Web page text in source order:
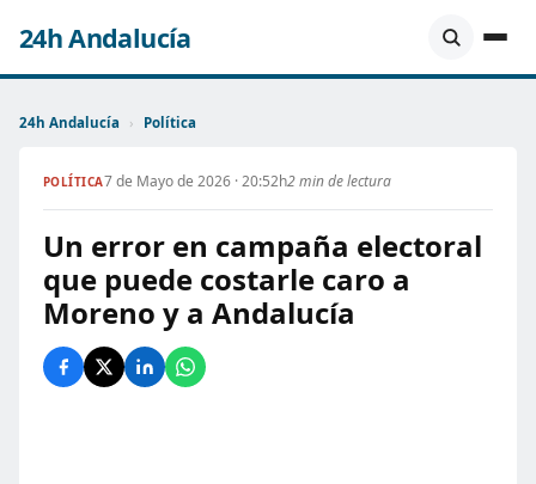
24h Andalucía
24h Andalucía › Política
POLÍTICA7 de Mayo de 2026 · 20:52h2 min de lectura
Un error en campaña electoral
que puede costarle caro a
Moreno y a Andalucía